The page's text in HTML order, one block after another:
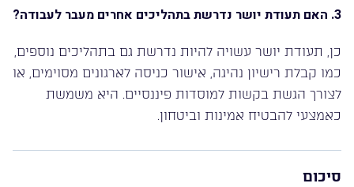
3. האם תעודת יושר נדרשת בתהליכים אחרים מעבר לעבודה?
כן, תעודת יושר עשויה להיות נדרשת גם בתהליכים נוספים,
כמו קבלת רישיון נהיגה, אישור כניסה לארגונים מסוימים, או
לצורך הגשת בקשות למוסדות פיננסיים. היא משמשת
כאמצעי להבטיח אמינות וביטחון.
סיכום